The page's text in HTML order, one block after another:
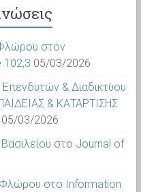
στον
102,3 05/03/2026
& Διαδικτύου
& ΚΑΤΑΡΤΙΣΗΣ
05/03/2026
στο Journal of
στο Information